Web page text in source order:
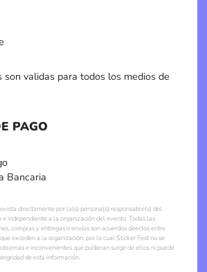
son validas para todos los medios de
PAGO
Bancaria
directamente por la(s) persona(s) responsable(s) del
independiente a la organización del evento. Todas las
compras y entregas o envíos son acuerdos directos entre
exceden a la organización, por lo cual Sticker Fest no se
e inconvenientes que pudieran surgir de ellos ni puede
de esta información.